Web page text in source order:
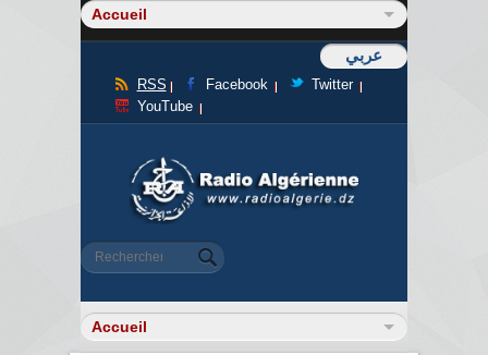
عربي
RSS Facebook
Twitter
YouTube
Formulaire de recherche
Rechercher